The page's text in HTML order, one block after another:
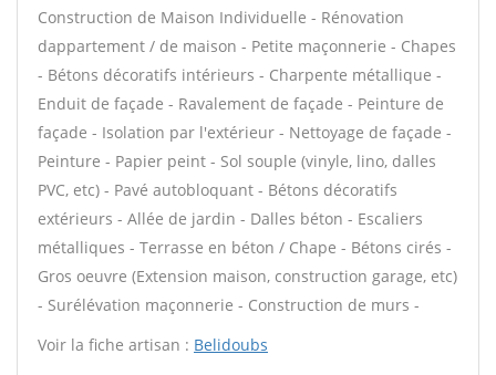
Construction de Maison Individuelle - Rénovation
dappartement / de maison - Petite maçonnerie - Chapes
- Bétons décoratifs intérieurs - Charpente métallique -
Enduit de façade - Ravalement de façade - Peinture de
façade - Isolation par l'extérieur - Nettoyage de façade -
Peinture - Papier peint - Sol souple (vinyle, lino, dalles
PVC, etc) - Pavé autobloquant - Bétons décoratifs
extérieurs - Allée de jardin - Dalles béton - Escaliers
métalliques - Terrasse en béton / Chape - Bétons cirés -
Gros oeuvre (Extension maison, construction garage, etc)
- Surélévation maçonnerie - Construction de murs -
Voir la fiche artisan : Belidoubs